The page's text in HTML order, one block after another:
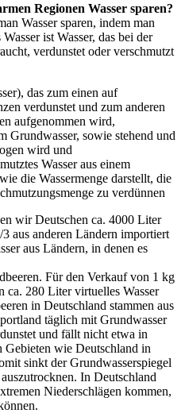
Regionen Wasser sparen?
Wasser sparen, indem man
ist Wasser, das bei der
verdunstet oder verschmutzt
das zum einen auf
verdunstet und zum anderen
aufgenommen wird,
Grundwasser, sowie stehend und
wird und
Wasser aus einem
die Wassermenge darstellt, die
zu verdünnen
wir Deutschen ca. 4000 Liter
aus anderen Ländern importiert
aus Ländern, in denen es
Für den Verkauf von 1 kg
ca. 280 Liter virtuelles Wasser
in Deutschland stammen aus
täglich mit Grundwasser
und fällt nicht etwa in
Gebieten wie Deutschland in
sinkt der Grundwasserspiegel
In Deutschland
Niederschlägen kommen,